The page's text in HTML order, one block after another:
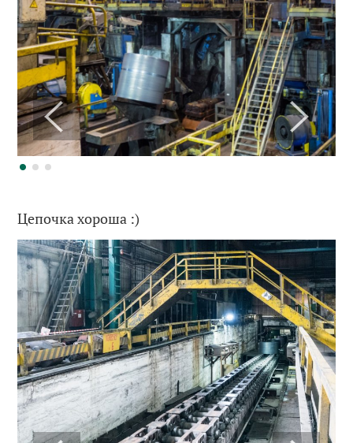
Цепочка хороша :)